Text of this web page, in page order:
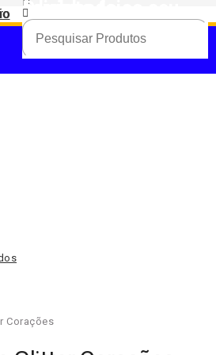
Produto
foi adicionado ao seu carrinho.
Corações